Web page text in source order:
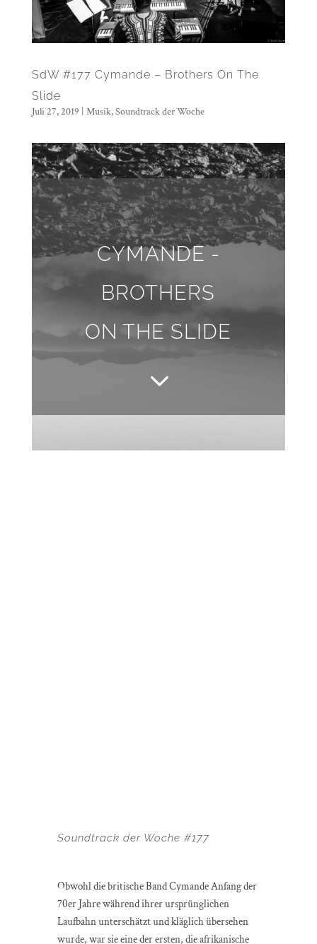
SdW #177 Cymande – Brothers On The
Slide
Juli 27, 2019 Musik,Soundtrack der Woche
CYMANDE -
BROTHERS
ON THE SLIDE
3
Soundtrack der Woche #177
Obwohl die britische Band Cymande Anfang der
70er Jahre während ihrer ursprünglichen
Laufbahn unterschätzt und kläglich übersehen
wurde, war sie eine der ersten, die afrikanische